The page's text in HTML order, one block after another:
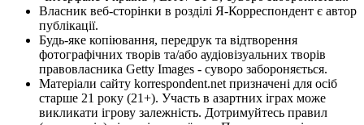
Власник веб-сторінки в розділі Я-Корреспондент є автор
публікації.
Будь-яке копіювання, передрук та відтворення
фотографічних творів та/або аудіовізуальних творів
правовласника Getty Images - суворо забороняється.
Матеріали сайту korrespondent.net призначені для осіб
старше 21 року (21+). Участь в азартних іграх може
викликати ігрову залежність. Дотримуйтесь правил